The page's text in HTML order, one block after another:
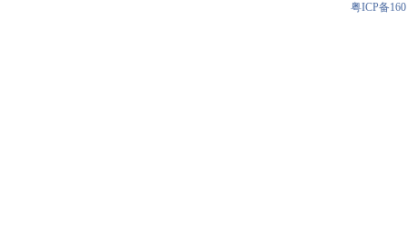
粤ICP备